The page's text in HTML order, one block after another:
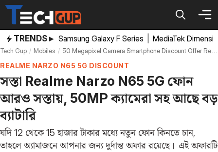
Skip
content
TRENDS ▸ Samsung Galaxy F Series MediaTek
Tech Gup Mobiles 50 Megapixel Camera Smartphone Discount Offer Realme Narzo N65 5g Price In India Cashback
REALME NARZO N65 5G DISCOUNT
সস্তা Realme Narzo N65 5G ফোন
আরও সস্তায়, 50MP ক্যামেরা সহ আছে বড়
ব্যাটারি
যদি 12 থেকে 15 হাজার টাকার মধ্যে নতুন ফোন কিনতে চান,
তাহলে অ্যামাজনে আপনার জন্য দুর্দান্ত অফার রয়েছে। এই অফারটি